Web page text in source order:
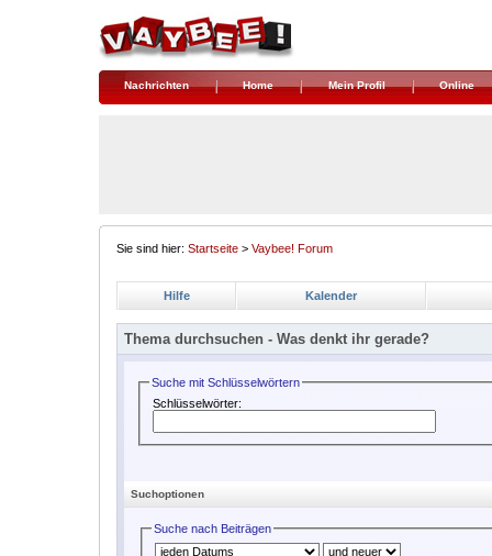
Nachrichten Home Mein Profil Online
Sie sind hier: Startseite > Vaybee! Forum
Hilfe Kalender
Thema durchsuchen - Was denkt ihr gerade?
Suche mit Schlüsselwörtern
Schlüsselwörter:
Suchoptionen
Suche nach Beiträgen